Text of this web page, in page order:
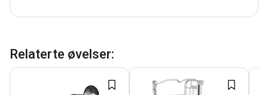
Relaterte øvelser: